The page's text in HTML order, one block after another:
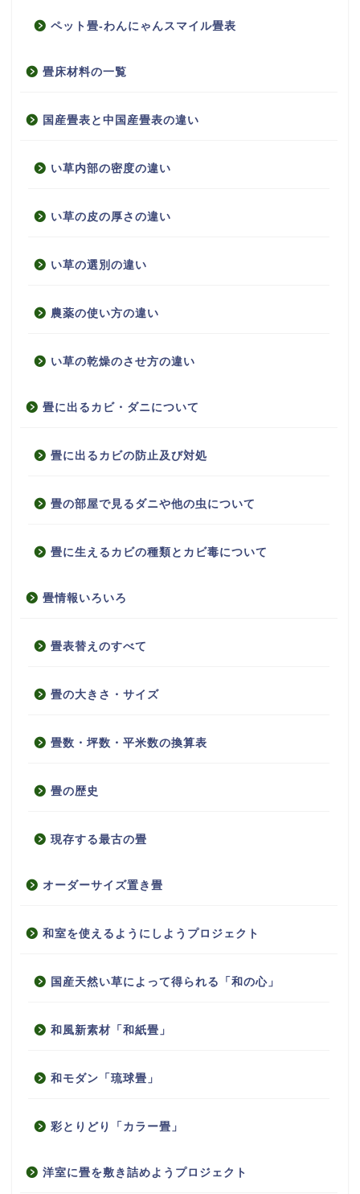
ペット畳-わんにゃんスマイル畳表
畳床材料の一覧
国産畳表と中国産畳表の違い
い草内部の密度の違い
い草の皮の厚さの違い
い草の選別の違い
農薬の使い方の違い
い草の乾燥のさせ方の違い
畳に出るカビ・ダニについて
畳に出るカビの防止及び対処
畳の部屋で見るダニや他の虫について
畳に生えるカビの種類とカビ毒について
畳情報いろいろ
畳表替えのすべて
畳の大きさ・サイズ
畳数・坪数・平米数の換算表
畳の歴史
現存する最古の畳
オーダーサイズ置き畳
和室を使えるようにしようプロジェクト
国産天然い草によって得られる「和の心」
和風新素材「和紙畳」
和モダン「琉球畳」
彩とりどり「カラー畳」
洋室に畳を敷き詰めようプロジェクト